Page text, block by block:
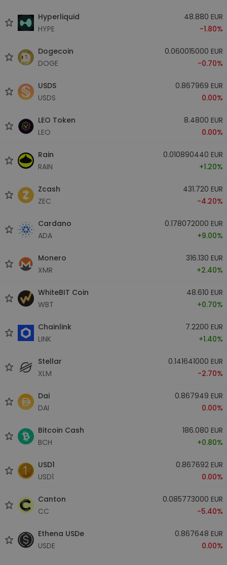
Hyperliquid
HYPE
48.880 EUR
-1.80%
Dogecoin
DOGE
0.060015000 EUR
-0.70%
USDS
USDS
0.867969 EUR
0.00%
LEO Token
LEO
8.4800 EUR
0.00%
Rain
RAIN
0.010890440 EUR
+1.20%
Zcash
ZEC
431.720 EUR
-4.20%
Cardano
ADA
0.178072000 EUR
+9.00%
Monero
XMR
316.130 EUR
+2.40%
WhiteBIT Coin
WBT
48.610 EUR
+0.70%
Chainlink
LINK
7.2200 EUR
+1.40%
Stellar
XLM
0.141641000 EUR
-2.70%
Dai
DAI
0.867949 EUR
0.00%
Bitcoin Cash
BCH
186.080 EUR
+0.80%
USD1
USD1
0.867692 EUR
0.00%
Canton
CC
0.085773000 EUR
-5.40%
Ethena USDe
USDE
0.867648 EUR
0.00%